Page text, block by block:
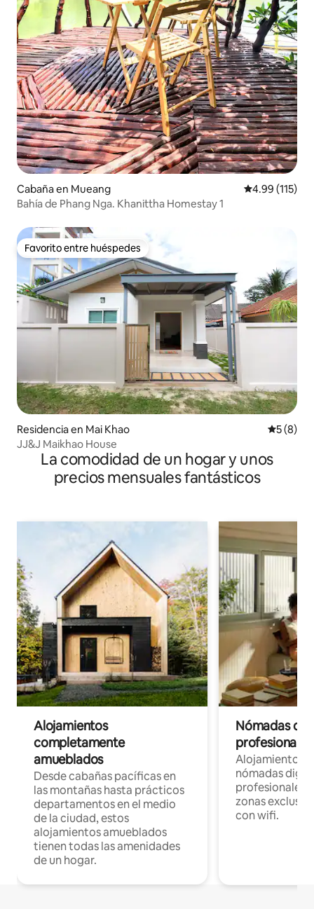
Cabaña en Mueang Calificación
4.99 (115)
Bahía de Phang Nga. Khanittha Homestay 1
Favorito entre huéspedes
Favorito entre huéspedes
Residencia en Mai Khao
5 (8)
JJ&J Maikhao House
La comodidad de un hogar y unos
precios mensuales fantásticos
Alojamientos
completamente
amueblados
Desde cabañas pacíficas en
las montañas hasta prácticos
departamentos en el medio
de la ciudad, estos
alojamientos amueblados
tienen todas las amenidades
de un hogar.
Nómadas
Alojamientos
nómadas
profesionales
zonas
con wifi.